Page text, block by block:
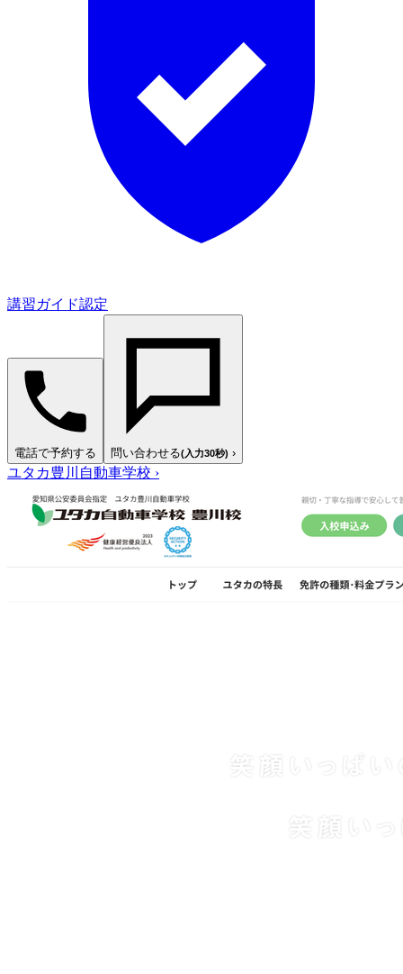
講習ガイド認定
電話で予約する 問い合わせる(入力30秒) ›
ユタカ豊川自動車学校 ›